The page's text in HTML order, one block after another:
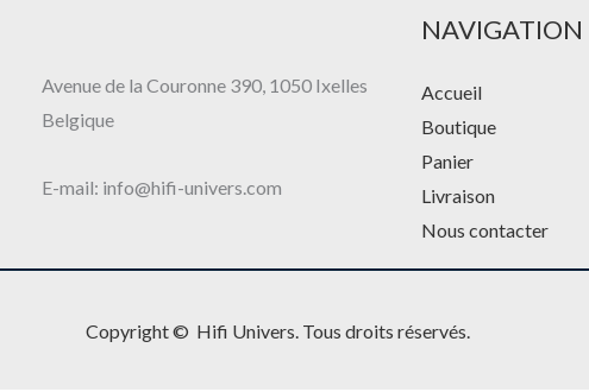
Avenue de la Couronne 390, 1050 Ixelles
Belgique
E-mail: info@hifi-univers.com
NAVIGATION
Accueil
Boutique
Panier
Livraison
Nous contacter
Copyright © Hifi Univers. Tous droits réservés.